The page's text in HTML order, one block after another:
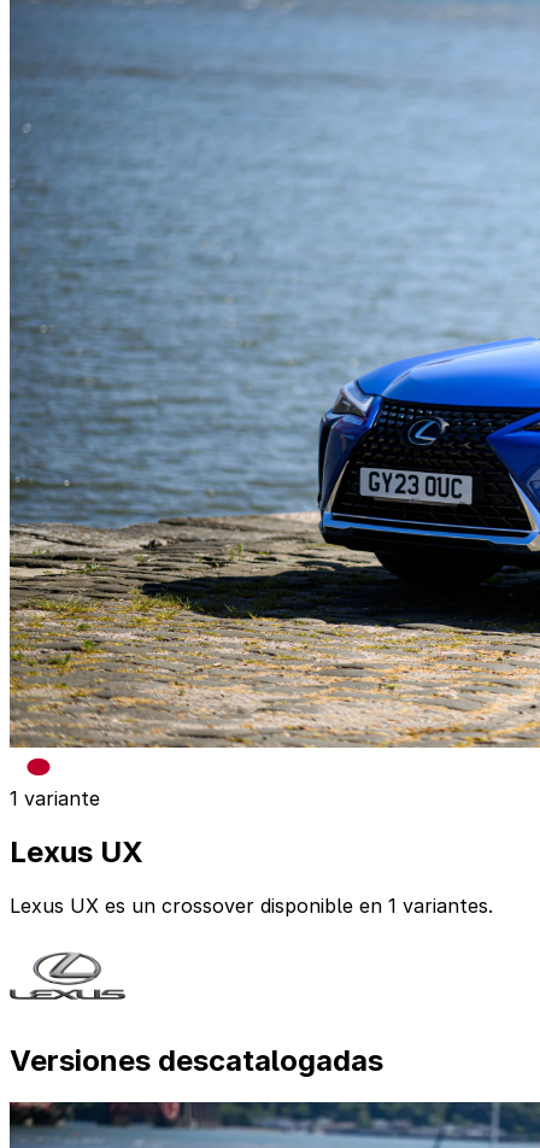
1 variante
Lexus UX
Lexus UX es un crossover disponible en 1 variantes.
Versiones descatalogadas